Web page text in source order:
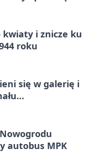
kwiaty i znicze ku
roku
się w galerię i
autobus MPK